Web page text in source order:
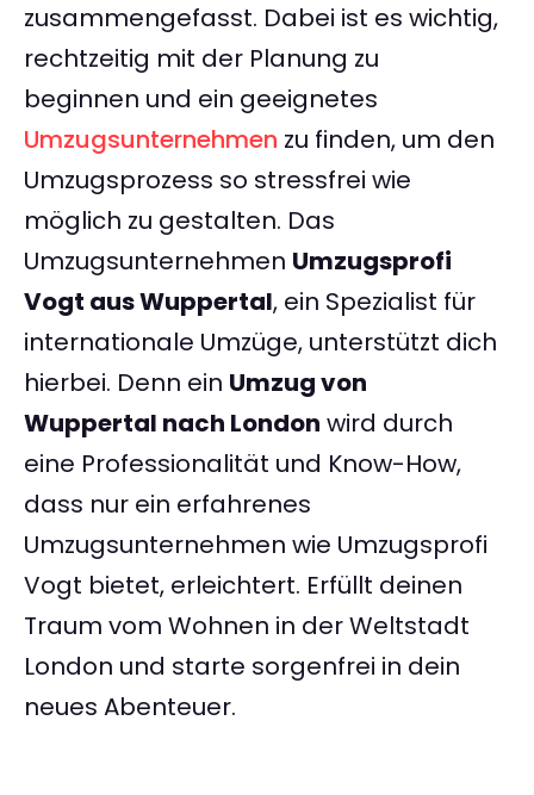
zusammengefasst. Dabei ist es wichtig,
rechtzeitig mit der Planung zu
beginnen und ein geeignetes
Umzugsunternehmen zu finden, um den
Umzugsprozess so stressfrei wie
möglich zu gestalten. Das
Umzugsunternehmen Umzugsprofi
Vogt aus Wuppertal, ein Spezialist für
internationale Umzüge, unterstützt dich
hierbei. Denn ein Umzug von
Wuppertal nach London wird durch
eine Professionalität und Know-How,
dass nur ein erfahrenes
Umzugsunternehmen wie Umzugsprofi
Vogt bietet, erleichtert. Erfüllt deinen
Traum vom Wohnen in der Weltstadt
London und starte sorgenfrei in dein
neues Abenteuer.